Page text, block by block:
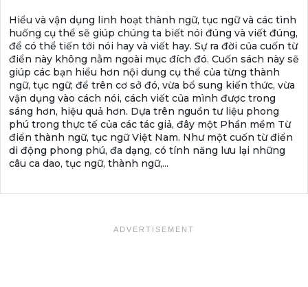
Hiểu và vận dụng linh hoạt thành ngữ, tục ngữ và các tình
huống cụ thể sẽ giúp chúng ta biết nói đúng và viết đúng,
để có thể tiến tới nói hay và viết hay. Sự ra đời của cuốn từ
điển này không nằm ngoài mục đích đó. Cuốn sách này sẽ
giúp các bạn hiểu hơn nội dung cụ thể của từng thành
ngữ, tục ngữ; để trên cơ sở đó, vừa bổ sung kiến thức, vừa
vận dụng vào cách nói, cách viết của mình được trong
sáng hơn, hiệu quả hơn. Dựa trên nguồn tư liệu phong
phú trong thực tế của các tác giả, đây một Phần mềm Từ
điển thành ngữ, tục ngữ Việt Nam. Như một cuốn từ điển
di động phong phú, đa dạng, có tính năng lưu lại những
câu ca dao, tục ngữ, thành ngữ,...